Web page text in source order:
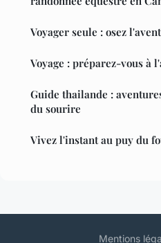
Voyager seule : osez
Voyage : préparez-vous à
Guide thailande :
du sourire
Vivez l'instant au puy du
Mentions